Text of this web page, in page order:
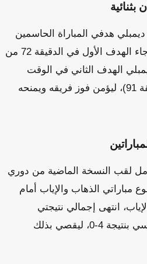
هدفي المباراة الحاسمين
لصالح باريس سان جيرمان. جاء الهدف الأول في الدقيقة 72 من
الهدف الثاني في الوقت
المحتسب بدل الضائع (الدقيقة 91)، ليؤمن فوز فريقه ويمنحه
لقب النسخة الماضية من دوري
مباراتي الذهاب والإياب أمام
انتهى إجمالي نتيجتي
المباراتين بفوز الفريق الباريسي بنتيجة 4-0، ليقصي بذلك